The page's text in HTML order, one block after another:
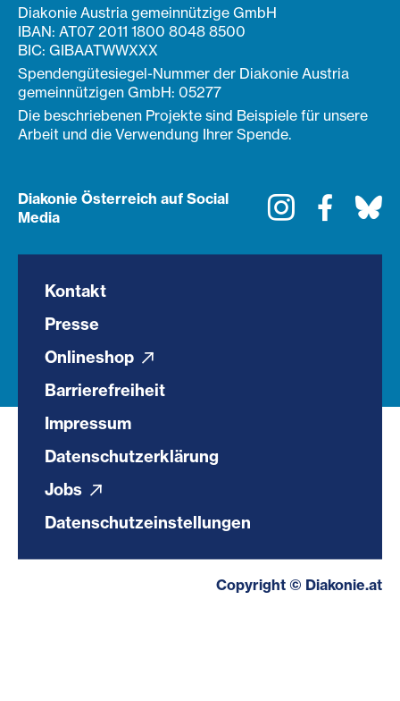
Diakonie Austria gemeinnützige GmbH
IBAN: AT07 2011 1800 8048 8500
BIC: GIBAATWWXXX
Spendengütesiegel-Nummer der Diakonie Austria
gemeinnützigen GmbH: 05277
Die beschriebenen Projekte sind Beispiele für unsere
Arbeit und die Verwendung Ihrer Spende.
Diakonie Österreich auf Social
Media
Instagram
Kontakt
Presse
Onlineshop
Barrierefreiheit
Impressum
Datenschutzerklärung
Jobs
Datenschutzeinstellungen
Copyright © Diakonie.at